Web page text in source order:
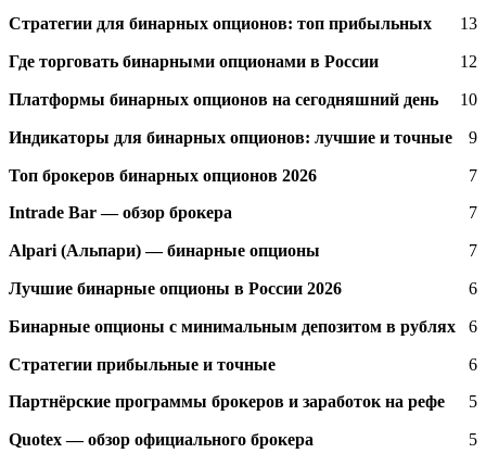
Стратегии для бинарных опционов: топ прибыльных 13
Где торговать бинарными опционами в России 12
Платформы бинарных опционов на сегодняшний день 10
Индикаторы для бинарных опционов: лучшие и точные 9
Топ брокеров бинарных опционов 2026 7
Intrade Bar — обзор брокера 7
Alpari (Альпари) — бинарные опционы 7
Лучшие бинарные опционы в России 2026 6
Бинарные опционы с минимальным депозитом в рублях 6
Стратегии прибыльные и точные 6
Партнёрские программы брокеров и заработок на рефе 5
Quotex — обзор официального брокера 5